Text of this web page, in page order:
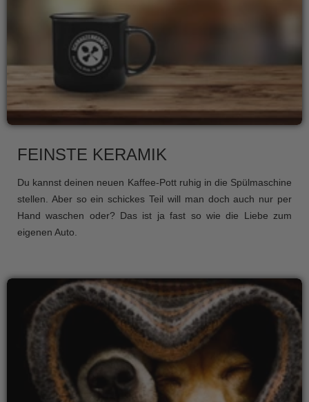
FEINSTE KERAMIK
Du kannst deinen neuen Kaffee-Pott ruhig in die Spülmaschine
stellen. Aber so ein schickes Teil will man doch auch nur per
Hand waschen oder? Das ist ja fast so wie die Liebe zum
eigenen Auto.